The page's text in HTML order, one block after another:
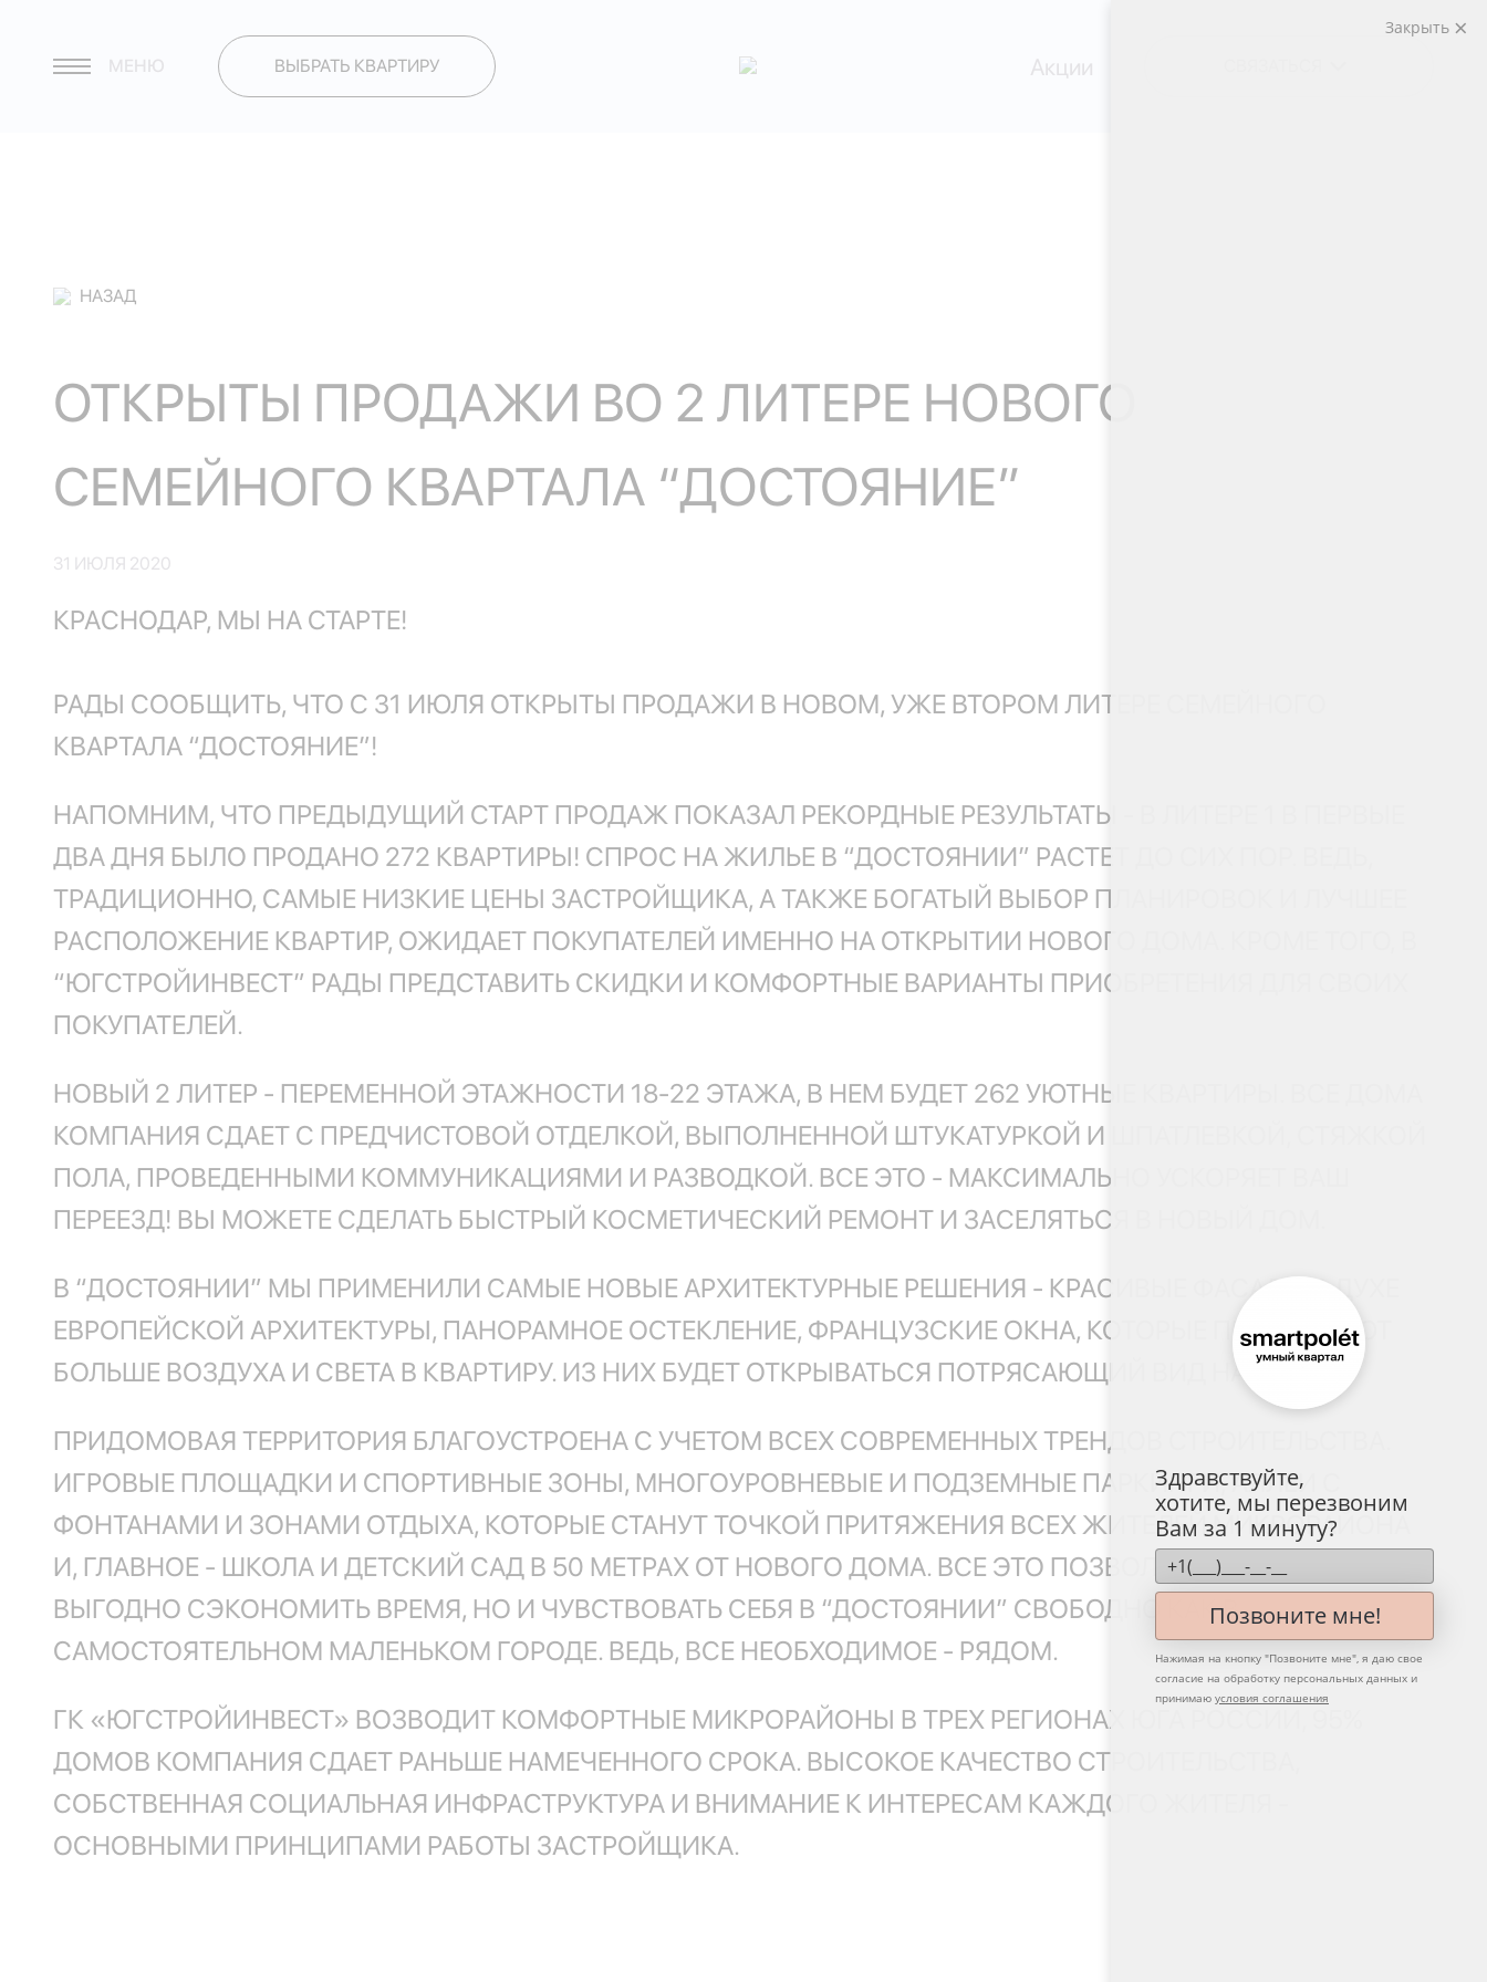
МЕНЮ ВЫБРАТЬ КВАРТИРУ Акции
НАЗАД
ОТКРЫТЫ ПРОДАЖИ ВО 2 ЛИТЕРЕ НОВОГО
СЕМЕЙНОГО КВАРТАЛА “ДОСТОЯНИЕ”
31 ИЮЛЯ 2020
КРАСНОДАР, МЫ НА СТАРТЕ!
РАДЫ СООБЩИТЬ, ЧТО С 31 ИЮЛЯ ОТКРЫТЫ ПРОДАЖИ В НОВОМ, УЖЕ ВТОРОМ ЛИТЕРЕ СЕМЕЙНОГО
КВАРТАЛА “ДОСТОЯНИЕ”!
НАПОМНИМ, ЧТО ПРЕДЫДУЩИЙ СТАРТ ПРОДАЖ ПОКАЗАЛ РЕКОРДНЫЕ РЕЗУЛЬТАТЫ - В ЛИТЕРЕ 1 В ПЕРВЫЕ
ДВА ДНЯ БЫЛО ПРОДАНО 272 КВАРТИРЫ! СПРОС НА ЖИЛЬЕ В “ДОСТОЯНИИ” РАСТЕТ ДО СИХ ПОР. ВЕДЬ,
ТРАДИЦИОННО, САМЫЕ НИЗКИЕ ЦЕНЫ ЗАСТРОЙЩИКА, А ТАКЖЕ БОГАТЫЙ ВЫБОР ПЛАНИРОВОК И ЛУЧШЕЕ
РАСПОЛОЖЕНИЕ КВАРТИР, ОЖИДАЕТ ПОКУПАТЕЛЕЙ ИМЕННО НА ОТКРЫТИИ НОВОГО ДОМА. КРОМЕ ТОГО, В
“ЮГСТРОЙИНВЕСТ” РАДЫ ПРЕДСТАВИТЬ СКИДКИ И КОМФОРТНЫЕ ВАРИАНТЫ ПРИОБРЕТЕНИЯ ДЛЯ СВОИХ
ПОКУПАТЕЛЕЙ.
НОВЫЙ 2 ЛИТЕР - ПЕРЕМЕННОЙ ЭТАЖНОСТИ 18-22 ЭТАЖА, В НЕМ БУДЕТ 262 УЮТНЫЕ КВАРТИРЫ. ВСЕ ДОМА
КОМПАНИЯ СДАЕТ С ПРЕДЧИСТОВОЙ ОТДЕЛКОЙ, ВЫПОЛНЕННОЙ ШТУКАТУРКОЙ И ШПАТЛЕВКОЙ, СТЯЖКОЙ
ПОЛА, ПРОВЕДЕННЫМИ КОММУНИКАЦИЯМИ И РАЗВОДКОЙ. ВСЕ ЭТО - МАКСИМАЛЬНО УСКОРЯЕТ ВАШ
ПЕРЕЕЗД! ВЫ МОЖЕТЕ СДЕЛАТЬ БЫСТРЫЙ КОСМЕТИЧЕСКИЙ РЕМОНТ И ЗАСЕЛЯТЬСЯ В НОВЫЙ ДОМ.
В “ДОСТОЯНИИ” МЫ ПРИМЕНИЛИ САМЫЕ НОВЫЕ АРХИТЕКТУРНЫЕ РЕШЕНИЯ - КРАСИВЫЕ ФАСАДЫ В ДУХЕ
ЕВРОПЕЙСКОЙ АРХИТЕКТУРЫ, ПАНОРАМНОЕ ОСТЕКЛЕНИЕ, ФРАНЦУЗСКИЕ ОКНА, КОТОРЫЕ ПРОПУСКАЮТ
БОЛЬШЕ ВОЗДУХА И СВЕТА В КВАРТИРУ. ИЗ НИХ БУДЕТ ОТКРЫВАТЬСЯ ПОТРЯСАЮЩИЙ ВИД НА ГОРОД.
ПРИДОМОВАЯ ТЕРРИТОРИЯ БЛАГОУСТРОЕНА С УЧЕТОМ ВСЕХ СОВРЕМЕННЫХ ТРЕНДОВ СТРОИТЕЛЬСТВА.
ИГРОВЫЕ ПЛОЩАДКИ И СПОРТИВНЫЕ ЗОНЫ, МНОГОУРОВНЕВЫЕ И ПОДЗЕМНЫЕ ПАРКИНГИ, АЛЛЕИ С
ФОНТАНАМИ И ЗОНАМИ ОТДЫХА, КОТОРЫЕ СТАНУТ ТОЧКОЙ ПРИТЯЖЕНИЯ ВСЕХ ЖИТЕЛЕЙ МИКРОРАЙОНА
И, ГЛАВНОЕ - ШКОЛА И ДЕТСКИЙ САД В 50 МЕТРАХ ОТ НОВОГО ДОМА. ВСЕ ЭТО ПОЗВОЛЯЕТ НЕ ТОЛЬКО
ВЫГОДНО СЭКОНОМИТЬ ВРЕМЯ, НО И ЧУВСТВОВАТЬ СЕБЯ В “ДОСТОЯНИИ” СВОБОДНО КАК В
САМОСТОЯТЕЛЬНОМ МАЛЕНЬКОМ ГОРОДЕ. ВЕДЬ, ВСЕ НЕОБХОДИМОЕ - РЯДОМ.
ГК «ЮГСТРОЙИНВЕСТ» ВОЗВОДИТ КОМФОРТНЫЕ МИКРОРАЙОНЫ В ТРЕХ РЕГИОНАХ ЮГА РОССИИ, 95%
ДОМОВ КОМПАНИЯ СДАЕТ РАНЬШЕ НАМЕЧЕННОГО СРОКА. ВЫСОКОЕ КАЧЕСТВО СТРОИТЕЛЬСТВА,
СОБСТВЕННАЯ СОЦИАЛЬНАЯ ИНФРАСТРУКТУРА И ВНИМАНИЕ К ИНТЕРЕСАМ КАЖДОГО ЖИТЕЛЯ -
ОСНОВНЫМИ ПРИНЦИПАМИ РАБОТЫ ЗАСТРОЙЩИКА.
Закрыть
Здравствуйте,
хотите, мы перезвоним
Вам за 1 минуту?
Позвоните мне!
Нажимая на кнопку "Позвоните мне", я даю свое
согласие на обработку персональных данных и
принимаю условия соглашения